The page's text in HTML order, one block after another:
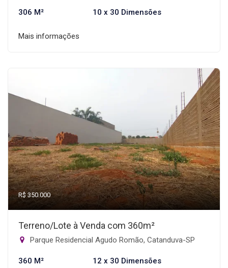
306 M² 10 x 30 Dimensões
Mais informações
R$ 350.000
Terreno/Lote à Venda com 360m²
Parque Residencial Agudo Romão, Catanduva-SP
360 M² 12 x 30 Dimensões